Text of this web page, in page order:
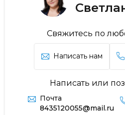
Свяжитесь по
Написать нам
Написать или
Почта
8435120055@mail.ru